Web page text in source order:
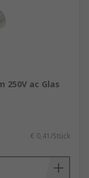
250V ac Glas
€ 0,41/Stück